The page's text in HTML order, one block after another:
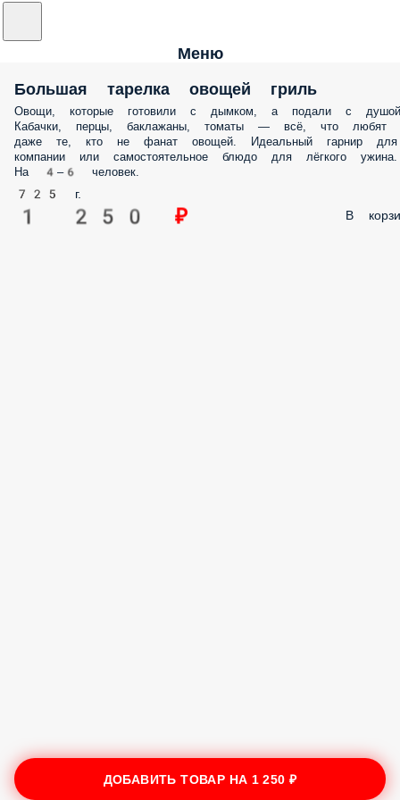
Меню
Большая тарелка овощей гриль
Овощи, которые готовили с дымком, а подали с
Кабачки, перцы, баклажаны, томаты — всё, что любят
даже те, кто не фанат овощей. Идеальный гарнир для
компании или самостоятельное блюдо для лёгкого ужина.
На 4–6 человек.
725 г.
1 250 ₽ В
ДОБАВИТЬ ТОВАР НА 1 250 ₽